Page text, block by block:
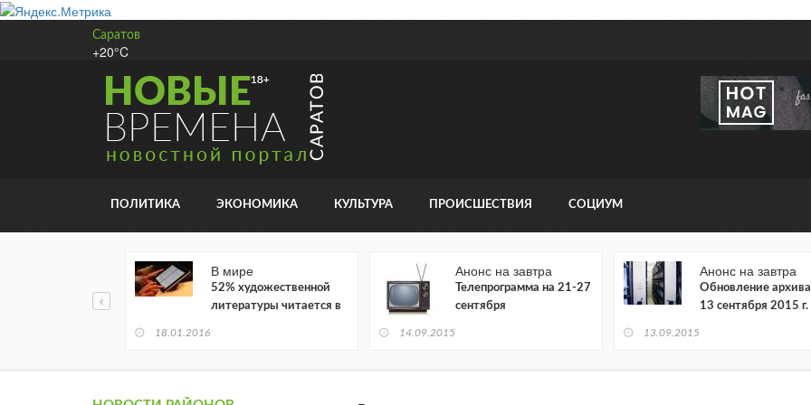
Саратов
+20°C
ПОЛИТИКА ЭКОНОМИКА КУЛЬТУРА ПРОИСШЕСТВИЯ СОЦИУМ
В мире
52% художественной
литературы читается в
18.01.2016
Анонс на завтра
Телепрограмма на 21-27
сентября
14.09.2015
Анонс на завтра
Обновление архива
13 сентября 2015 г.
13.09.2015